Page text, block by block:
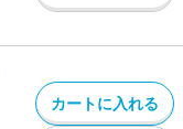
カートに入れる